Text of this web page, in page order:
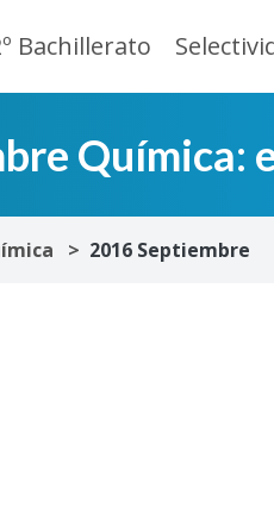
Bachillerato
Química:
2016 Septiembre